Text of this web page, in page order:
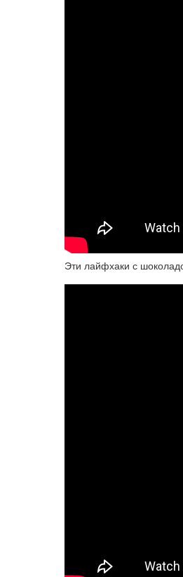
Эти лайфхаки с